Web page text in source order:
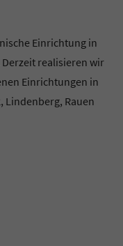
Einrichtung in
realisieren wir
Einrichtungen in
Lindenberg, Rauen